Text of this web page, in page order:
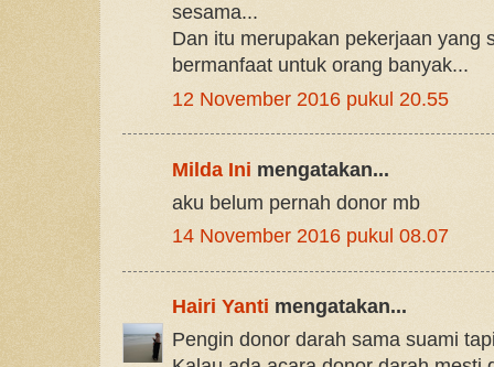
sesama...
Dan itu merupakan pekerjaan yang
bermanfaat untuk orang banyak...
12 November 2016 pukul 20.55
Milda Ini mengatakan...
aku belum pernah donor mb
14 November 2016 pukul 08.07
Hairi Yanti mengatakan...
Pengin donor darah sama suami